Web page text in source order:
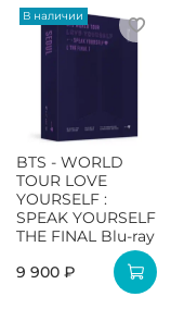
В наличии
BTS - WORLD
TOUR LOVE
YOURSELF :
SPEAK YOURSELF
THE FINAL Blu-ray
9 900 ₽